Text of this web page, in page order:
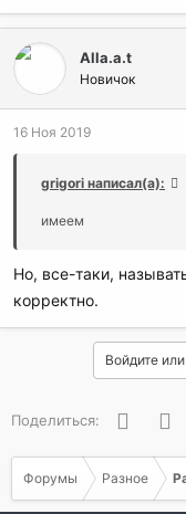
Alla.a.t
Новичок
16 Ноя 2019
grigori написал(а):
имеем
Но, все-таки,
корректно.
Войдите
Поделиться:
Форумы Разное